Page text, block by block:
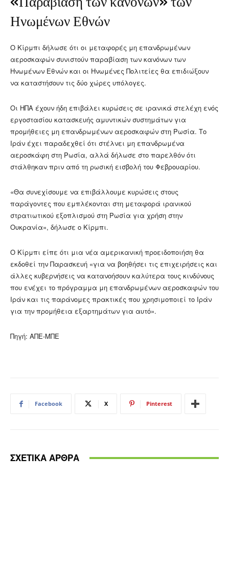
Ηνωμένων Εθνών
Ο Κίρμπι δήλωσε ότι οι μεταφορές μη επανδρωμένων
αεροσκαφών συνιστούν παραβίαση των κανόνων των
Ηνωμένων Εθνών και οι Ηνωμένες Πολιτείες θα επιδιώξουν
να καταστήσουν τις δύο χώρες υπόλογες.
Οι ΗΠΑ έχουν ήδη επιβάλει κυρώσεις σε ιρανικά στελέχη ενός
εργοστασίου κατασκευής αμυντικών συστημάτων για
προμήθειες μη επανδρωμένων αεροσκαφών στη Ρωσία. Το
Ιράν έχει παραδεχθεί ότι στέλνει μη επανδρωμένα
αεροσκάφη στη Ρωσία, αλλά δήλωσε στο παρελθόν ότι
στάλθηκαν πριν από τη ρωσική εισβολή του Φεβρουαρίου.
«Θα συνεχίσουμε να επιβάλλουμε κυρώσεις στους
παράγοντες που εμπλέκονται στη μεταφορά ιρανικού
στρατιωτικού εξοπλισμού στη Ρωσία για χρήση στην
Ουκρανία», δήλωσε ο Κίρμπι.
Ο Κίρμπι είπε ότι μια νέα αμερικανική προειδοποιήση θα
εκδοθεί την Παρασκευή «για να βοηθήσει τις επιχειρήσεις και
άλλες κυβερνήσεις να κατανοήσουν καλύτερα τους κινδύνους
που ενέχει το πρόγραμμα μη επανδρωμένων αεροσκαφών του
Ιράν και τις παράνομες πρακτικές που χρησιμοποιεί το Ιράν
για την προμήθεια εξαρτημάτων για αυτό».
Πηγή: ΑΠΕ-ΜΠΕ
Facebook X Pinterest
ΣΧΕΤΙΚΑ ΑΡΘΡΑ